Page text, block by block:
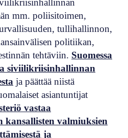
mm. poliisitoimen,
tullihallinnon,
politiikan,
tehtäviin. Suomessa
siviilikriisinhallinnan
ja päättää niistä
asiantuntijat
vastaa
valmiuksien
ja